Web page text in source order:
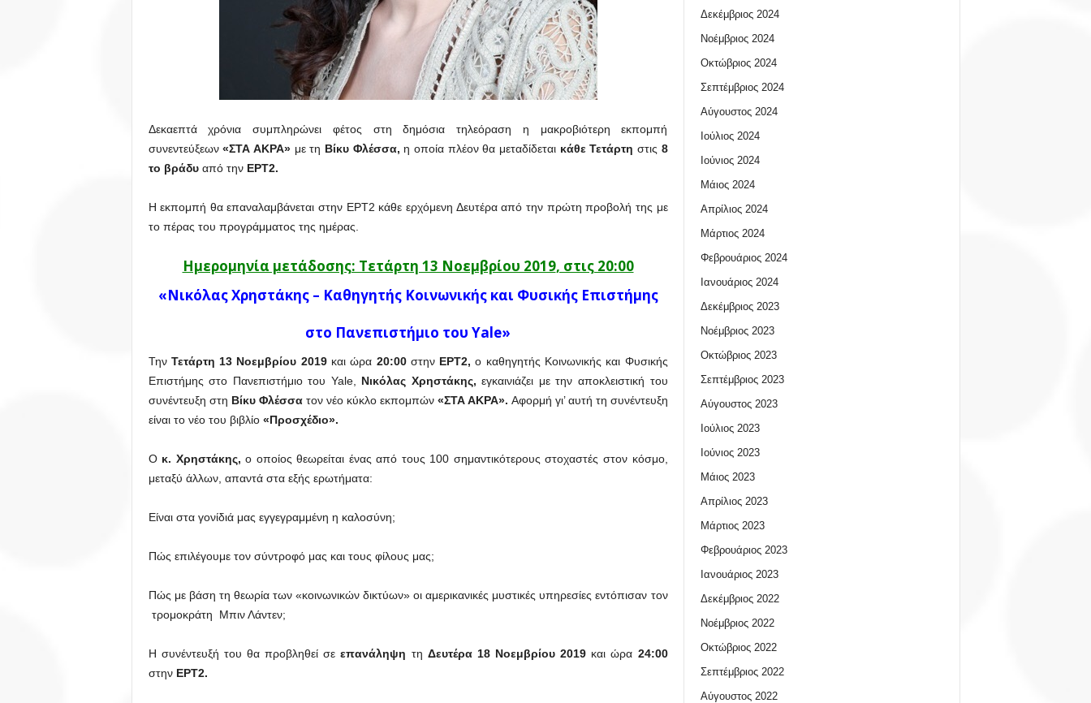
Δεκαεπτά χρόνια συμπληρώνει φέτος στη δημόσια τηλεόραση η μακροβιότερη εκπομπή
συνεντεύξεων«ΣΤΑ ΑΚΡΑ»με τη Βίκυ Φλέσσα,η οποία πλέον θα μεταδίδεται κάθε Τετάρτη στις 8
το βράδυαπό την ΕΡΤ2.
Η εκπομπή θα επαναλαμβάνεται στην ΕΡΤ2 κάθε ερχόμενη Δευτέρα από την πρώτη προβολή της με
το πέρας του προγράμματος της ημέρας.
Ημερομηνία μετάδοσης: Τετάρτη 13 Νοεμβρίου 2019, στις 20:00
«Νικόλας Χρηστάκης – Καθηγητής Κοινωνικής και Φυσικής Επιστήμης
στο Πανεπιστήμιο του Yale»
Την Τετάρτη 13 Νοεμβρίου 2019και ώρα 20:00στην ΕΡΤ2, ο καθηγητής Κοινωνικής και Φυσικής
Επιστήμης στο Πανεπιστήμιο του Yale, Νικόλας Χρηστάκης, εγκαινιάζει με την αποκλειστική του
συνέντευξη στη Βίκυ Φλέσσατον νέο κύκλο εκπομπών «ΣΤΑ ΑΚΡΑ». Αφορμή γι’ αυτή τη συνέντευξη
είναι το νέο του βιβλίο «Προσχέδιο».
Ο κ. Χρηστάκης, ο οποίος θεωρείται ένας από τους 100 σημαντικότερους στοχαστές στον κόσμο,
μεταξύ άλλων, απαντά στα εξής ερωτήματα:
Είναι στα γονίδιά μας εγγεγραμμένη η καλοσύνη;
Πώς επιλέγουμε τον σύντροφό μας και τους φίλους μας;
Πώς με βάση τη θεωρία των «κοινωνικών δικτύων» οι αμερικανικές μυστικές υπηρεσίες εντόπισαν τον
τρομοκράτη Μπιν Λάντεν;
Η συνέντευξή του θα προβληθεί σεεπανάληψη τη Δευτέρα 18 Νοεμβρίου 2019 και ώρα 24:00
στην ΕΡΤ2.
Δεκέμβριος 2024
Νοέμβριος 2024
Οκτώβριος 2024
Σεπτέμβριος 2024
Αύγουστος 2024
Ιούλιος 2024
Ιούνιος 2024
Μάιος 2024
Απρίλιος 2024
Μάρτιος 2024
Φεβρουάριος 2024
Ιανουάριος 2024
Δεκέμβριος 2023
Νοέμβριος 2023
Οκτώβριος 2023
Σεπτέμβριος 2023
Αύγουστος 2023
Ιούλιος 2023
Ιούνιος 2023
Μάιος 2023
Απρίλιος 2023
Μάρτιος 2023
Φεβρουάριος 2023
Ιανουάριος 2023
Δεκέμβριος 2022
Νοέμβριος 2022
Οκτώβριος 2022
Σεπτέμβριος 2022
Αύγουστος 2022